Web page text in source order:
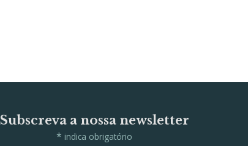
Subscreva a nossa newsletter
* indica obrigatório